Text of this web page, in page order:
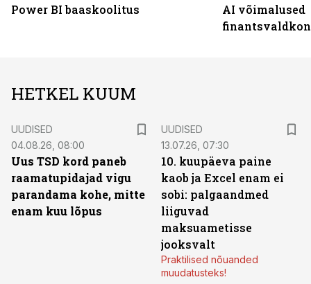
Power BI baaskoolitus
AI võimalused
HETKEL KUUM
UUDISED
04.08.26, 08:00
Uus TSD kord paneb
raamatupidajad vigu
parandama kohe, mitte
enam kuu lõpus
UUDISED
13.07.26, 07:30
10. kuupäeva paine
kaob ja Excel enam ei
sobi: palgaandmed
liiguvad
maksuametisse
jooksvalt
Praktilised nõuanded
muudatusteks!